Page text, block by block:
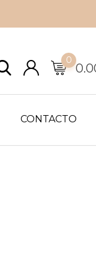
0
CONTACTO